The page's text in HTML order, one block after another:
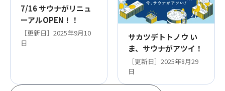
7/16 サウナがリニュ
ーアルOPEN！！
［更新日］2025年9月10
日
サカツデトトノウ い
ま、サウナがアツイ！
［更新日］2025年8月29
日